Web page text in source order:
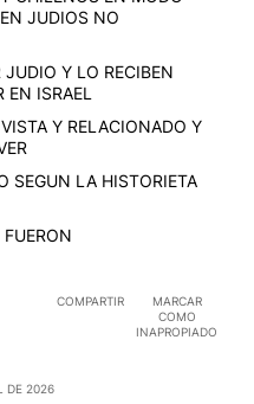
JUDIOS NO
JUDIO Y LO RECIBEN
EN ISRAEL
Y RELACIONADO Y
SEGUN LA HISTORIETA
COMPARTIR
MARCAR
COMO
INAPROPIADO
DE 2026